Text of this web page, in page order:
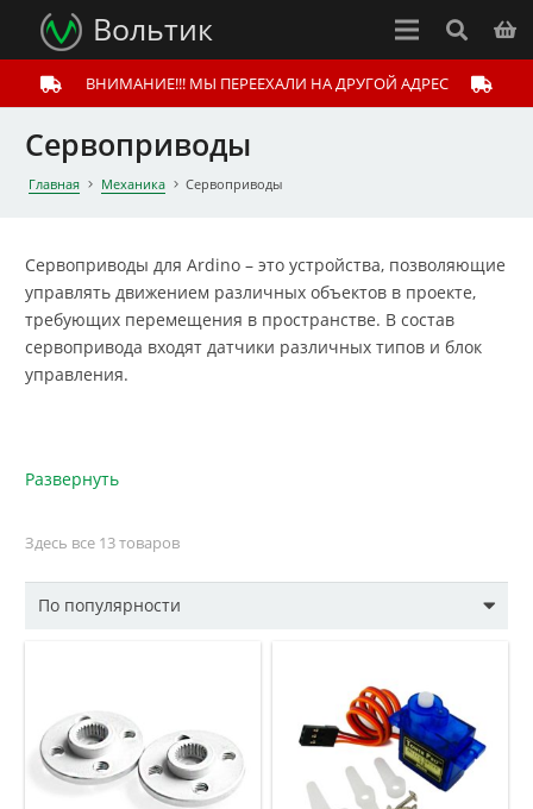
Вольтик
ВНИМАНИЕ!!! МЫ ПЕРЕЕХАЛИ НА ДРУГОЙ АДРЕС
Сервоприводы
Главная Механика Сервоприводы
Сервоприводы для Ardino – это устройства, позволяющие
управлять движением различных объектов в проекте,
требующих перемещения в пространстве. В состав
сервопривода входят датчики различных типов и блок
управления.
Развернуть
Здесь все 13 товаров